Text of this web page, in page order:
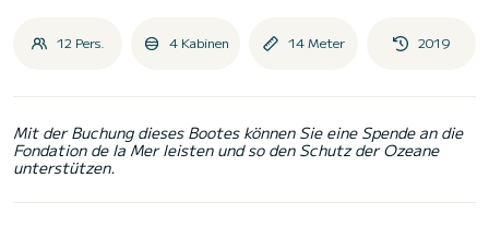
12 Pers. 4 Kabinen 14 Meter 2019
Mit der Buchung dieses Bootes können Sie eine Spende an die
Fondation de la Mer leisten und so den Schutz der Ozeane
unterstützen.